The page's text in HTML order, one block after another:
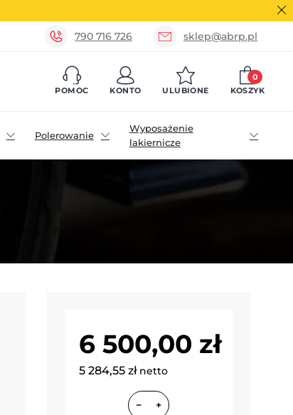
790 716 726 sklep@abrp.pl
POMOC KONTO ULUBIONE KOSZYK
0
Polerowanie
Wyposażenie
lakiernicze
6 500,00 zł
5 284,55 zł netto
− +